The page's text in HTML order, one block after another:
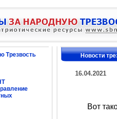
Трезвость
Новости
16.04.2021
Вот